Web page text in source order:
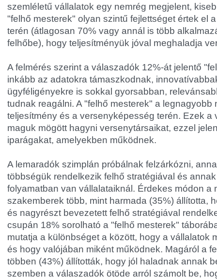
szemléletű vállalatok egy nemrég megjelent,
"felhő mesterek" olyan szintű fejlettséget értek el
terén (átlagosan 70% vagy annál is több
felhőbe), hogy teljesítményük jóval meghaladja
A felmérés szerint a válaszadók 12%-át jelentő
inkább az adatokra támaszkodnak,
ügyféligényekre is sokkal gyorsabban,
tudnak reagálni. A "felhő mesterek" a legnagyobb
teljesítmény és a versenyképesség terén. Ezek a
maguk mögött hagyni versenytársaikat, ezzel
iparágakat, amelyekben működnek.
A lemaradók szimplán próbálnak felzárkózni,
többségük rendelkezik felhő stratégiával és
folyamatban van vállalataiknál. Érdekes módon a
szakemberek több, mint harmada (35%) állította,
és nagyrészt bevezetett felhő stratégiával
csupán 18% sorolható a "felhő mesterek"
mutatja a különbséget a között, hogy a vállalatok
és hogy valójában miként működnek. Magáról a
többen (43%) állították, hogy jól haladnak annak
szemben a válaszadók ötöde arról számolt be,